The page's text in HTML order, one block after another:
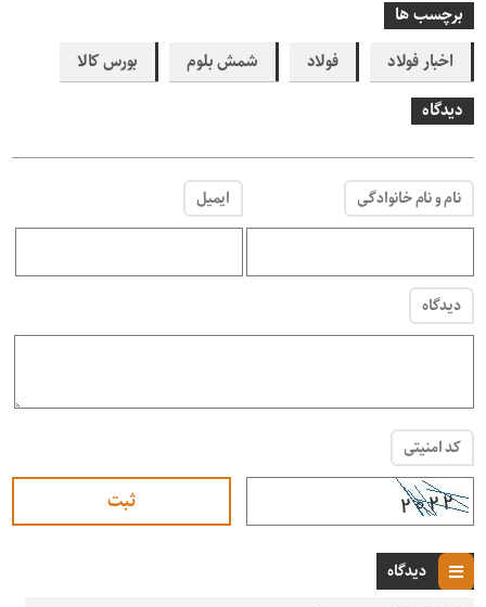
برچسب ها
اخبار فولاد
فولاد شمش بلوم
بورس کالا
دیدگاه
نام و نام خانوادگی ایمیل
دیدگاه
کد امنیتی
دیدگاه